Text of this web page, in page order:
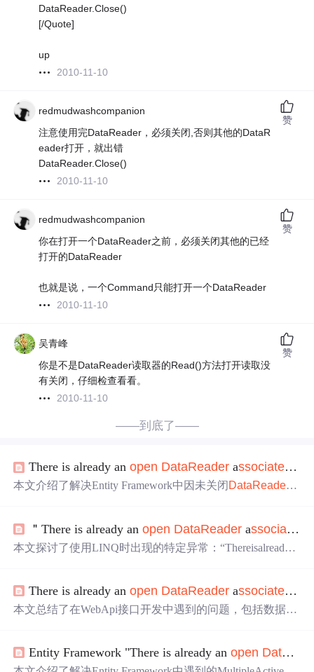
DataReader.Close()
[/Quote]
up
2010-11-10
redmudwashcompanion
注意使用完DataReader，必须关闭,否则其他的DataR
eader打开，就出错
DataReader.Close()
2010-11-10
赞
redmudwashcompanion
你在打开一个DataReader之前，必须关闭其他的已经
打开的DataReader
也就是说，一个Command只能打开一个DataReader
2010-11-10
赞
吴青峰
你是不是DataReader读取器的Read()方法打开读取没
有关闭，仔细检查看看。
2010-11-10
赞
——到底了——
There is already anopen DataReader associated
本文介绍了解决Entity Framework中因未关闭 DataReader
询时出现的问题。
＂There is already anopen DataReader associated
本文探讨了使用LINQ时出现的特定异常：“Thereisalreadya
解决方案：一是调整存储过程设计避免返回结果集；二是
修改连接字符串启用“MultipleActiveResultSets=True”。同时
There is already anopen DataReader associated
本文总结了在WebApi接口开发中遇到的问题，包括数据库
闭，解决了多线程环境下数据库连接资源回收问题。
Entity Framework "There is already anopen DataReader